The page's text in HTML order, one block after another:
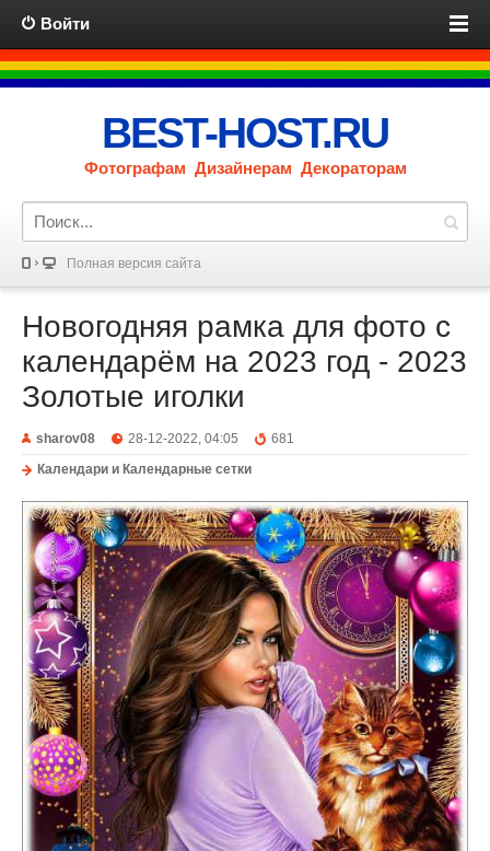
Войти
BEST-HOST.RU
Фотографам Дизайнерам Декораторам
Полная версия сайта
Новогодняя рамка для фото с
календарём на 2023 год - 2023
Золотые иголки
sharov08 28-12-2022, 04:05
681
Календари и Календарные сетки